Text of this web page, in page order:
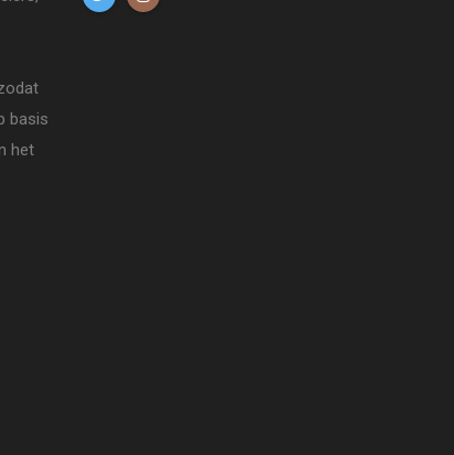
basis
het